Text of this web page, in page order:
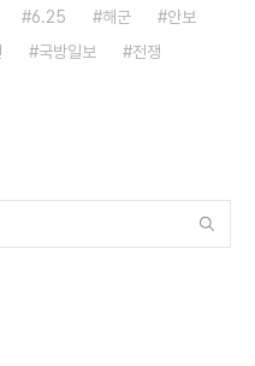
6.25 해군
안보
국방일보 전쟁